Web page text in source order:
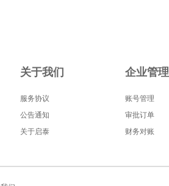
关于我们
服务协议
公告通知
关于启泰
企业管理
账号管理
审批订单
财务对账